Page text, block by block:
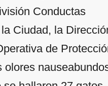
Conductas
Ciudad, la
de